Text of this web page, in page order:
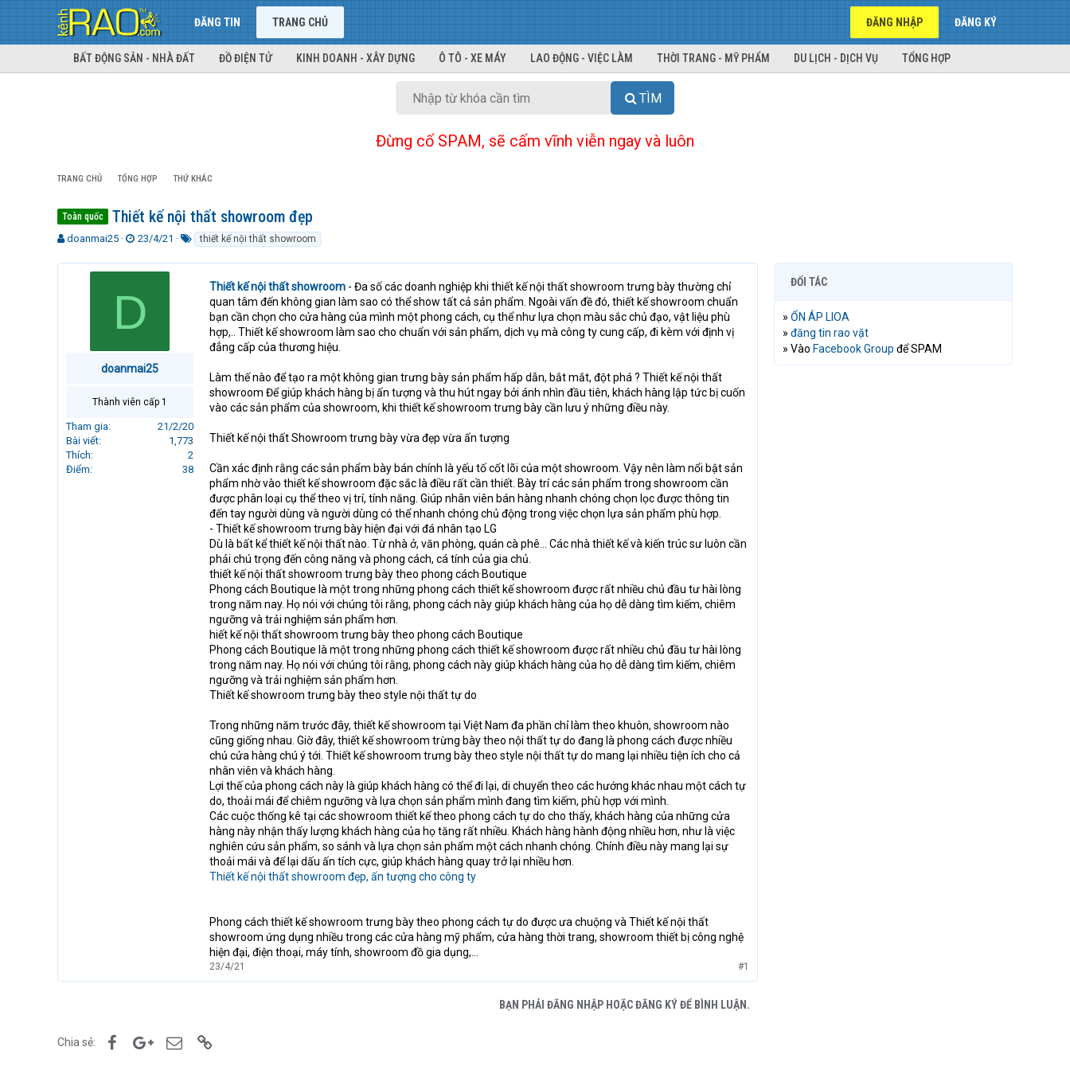
ĐĂNG TIN TRANG CHỦ ĐĂNG NHẬP ĐĂNG KÝ
BẤT ĐỘNG SẢN - NHÀ ĐẤT ĐỒ ĐIỆN TỬ KINH DOANH - XÂY DỰNG Ô TÔ - XE MÁY LAO ĐỘNG - VIỆC LÀM THỜI TRANG - MỸ PHẨM DU LỊCH - DỊCH VỤ TỔNG HỢP
TÌM
Đừng cố SPAM, sẽ cấm vĩnh viễn ngay và luôn
TRANG CHỦ TỔNG HỢP THỨ KHÁC
Toàn quốc Thiết kế nội thất showroom đẹp
T
r
doanmai25
N
à
g
ử
i
23/4/21
k
thiết kế nội thất showroom
D
doanmai25
Thành viên cấp 1
Tham gia
21/2/20
Bài viết
1,773
Thích
2
Điểm
38
Thiết kế nội thất showroom - Đa số các doanh nghiệp khi thiết kế nội thất showroom trưng bày thường chỉ
quan tâm đến không gian làm sao có thể show tất cả sản phẩm. Ngoài vấn đề đó, thiết kế showroom chuẩn
bạn cần chọn cho cửa hàng của mình một phong cách, cụ thể như lựa chọn màu sắc chủ đạo, vật liệu phù
hợp,.. Thiết kế showroom làm sao cho chuẩn với sản phẩm, dịch vụ mà công ty cung cấp, đi kèm với định vị
đẳng cấp của thương hiệu.
Làm thế nào để tạo ra một không gian trưng bày sản phẩm hấp dẫn, bắt mắt, đột phá ? Thiết kế nội thất
showroom Để giúp khách hàng bị ấn tượng và thu hút ngay bởi ánh nhìn đầu tiên, khách hàng lập tức bị cuốn
vào các sản phẩm của showroom, khi thiết kế showroom trưng bày cần lưu ý những điều này.
Thiết kế nội thất Showroom trưng bày vừa đẹp vừa ấn tượng
Cần xác định rằng các sản phẩm bày bán chính là yếu tố cốt lõi của một showroom. Vậy nên làm nổi bật sản
phẩm nhờ vào thiết kế showroom đặc sắc là điều rất cần thiết. Bày trí các sản phẩm trong showroom cần
được phân loại cụ thể theo vị trí, tính năng. Giúp nhân viên bán hàng nhanh chóng chọn lọc được thông tin
đến tay người dùng và người dùng có thể nhanh chóng chủ động trong việc chọn lựa sản phẩm phù hợp.
- Thiết kế showroom trưng bày hiện đại với đá nhân tạo LG
Dù là bất kể thiết kế nội thất nào. Từ nhà ở, văn phòng, quán cà phê... Các nhà thiết kế và kiến trúc sư luôn cần
phải chú trọng đến công năng và phong cách, cá tính của gia chủ.
thiết kế nội thất showroom trưng bày theo phong cách Boutique
Phong cách Boutique là một trong những phong cách thiết kế showroom được rất nhiều chủ đầu tư hài lòng
trong năm nay. Họ nói với chúng tôi rằng, phong cách này giúp khách hàng của họ dễ dàng tìm kiếm, chiêm
ngưỡng và trải nghiệm sản phẩm hơn.
hiết kế nội thất showroom trưng bày theo phong cách Boutique
Phong cách Boutique là một trong những phong cách thiết kế showroom được rất nhiều chủ đầu tư hài lòng
trong năm nay. Họ nói với chúng tôi rằng, phong cách này giúp khách hàng của họ dễ dàng tìm kiếm, chiêm
ngưỡng và trải nghiệm sản phẩm hơn.
Thiết kế showroom trưng bày theo style nội thất tự do
Trong những năm trước đây, thiết kế showroom tại Việt Nam đa phần chỉ làm theo khuôn, showroom nào
cũng giống nhau. Giờ đây, thiết kế showroom trừng bày theo nội thất tự do đang là phong cách được nhiều
chủ cửa hàng chú ý tới. Thiết kế showroom trưng bày theo style nội thất tự do mang lại nhiều tiện ích cho cả
nhân viên và khách hàng.
Lợi thế của phong cách này là giúp khách hàng có thể đi lại, di chuyển theo các hướng khác nhau một cách tự
do, thoải mái để chiêm ngưỡng và lựa chọn sản phẩm mình đang tìm kiếm, phù hợp với mình.
Các cuộc thống kê tại các showroom thiết kế theo phong cách tự do cho thấy, khách hàng của những cửa
hàng này nhận thấy lượng khách hàng của họ tăng rất nhiều. Khách hàng hành động nhiều hơn, như là việc
nghiên cứu sản phẩm, so sánh và lựa chọn sản phẩm một cách nhanh chóng. Chính điều này mang lại sự
thoải mái và để lại dấu ấn tích cực, giúp khách hàng quay trở lại nhiều hơn.
Thiết kế nội thất showroom đẹp, ấn tượng cho công ty
Phong cách thiết kế showroom trưng bày theo phong cách tự do được ưa chuộng và Thiết kế nội thất
showroom ứng dụng nhiều trong các cửa hàng mỹ phẩm, cửa hàng thời trang, showroom thiết bị công nghệ
hiện đại, điện thoại, máy tính, showroom đồ gia dụng,...
23/4/21 #1
BẠN PHẢI ĐĂNG NHẬP HOẶC ĐĂNG KÝ ĐỂ BÌNH LUẬN.
Chia sẻ: FacebookGoogle+Email
ĐỐI TÁC
» ỔN ÁP LIOA
» đăng tin rao vặt
» Vào Facebook Group để SPAM